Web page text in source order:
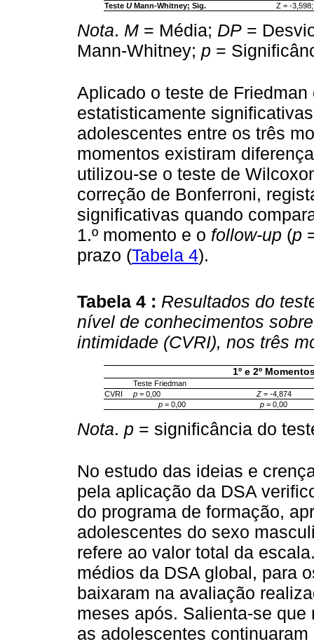
Teste U Mann-Whitney; Sig. Z = -
Nota. M = Média; DP =
Mann-Whitney; p =
Aplicado o teste de
estatisticamente
adolescentes entre os três
momentos existiram
utilizou-se o teste de
correção de Bonferroni,
significativas quando
1.º momento e o follow-up (p
prazo (Tabela 4).
Tabela 4 : Resultados do
nível de conhecimentos
intimidade (CVRI), nos três
1º e 2º
Teste Friedman
CVRI
p= 0,00 Z= -4,874
p = 0,00 p = 0,00
Nota. p = significância do
No estudo das ideias e
pela aplicação da DSA
do programa de formação,
adolescentes do sexo
refere ao valor total da
médios da DSA global, para
baixaram na avaliação
meses após. Salienta-se
as adolescentes